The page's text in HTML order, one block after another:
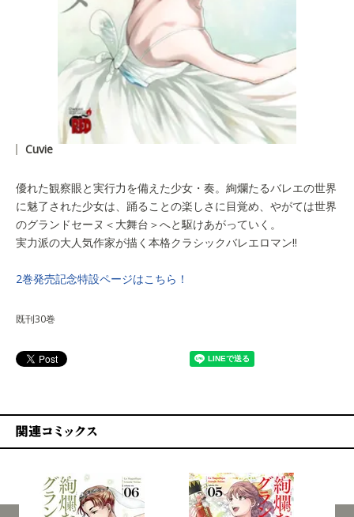
Cuvie
優れた観察眼と実行力を備えた少女・奏。絢爛たるバレエの世界
に魅了された少女は、踊ることの楽しさに目覚め、やがては世界
のグランドセーヌ＜大舞台＞へと駆けあがっていく。
実力派の大人気作家が描く本格クラシックバレエロマン!!
2巻発売記念特設ページはこちら！
既刊30巻